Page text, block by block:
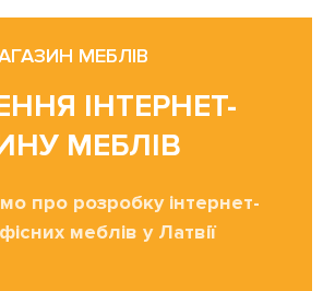
МЕБЛІВ
ІНТЕРНЕТ-
МЕБЛІВ
про розробку інтернет-
меблів у Латвії